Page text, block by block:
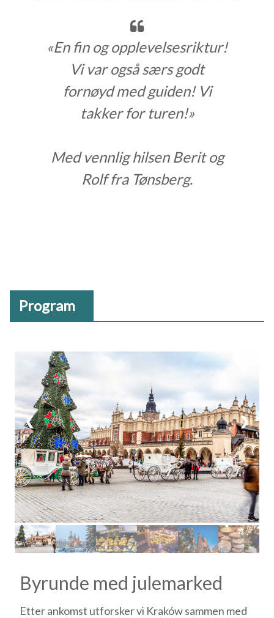
«En fin og opplevelsesriktur!
Vi var også særs godt
fornøyd med guiden! Vi
takker for turen!»
Med vennlig hilsen Berit og
Rolf fra Tønsberg.
Program
❮ ❯
Byrunde med julemarked
Etter ankomst utforsker vi Kraków sammen med